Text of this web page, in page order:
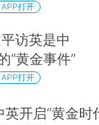
APP打开
访英是中
“黄金事件”
APP打开
开启“黄金时